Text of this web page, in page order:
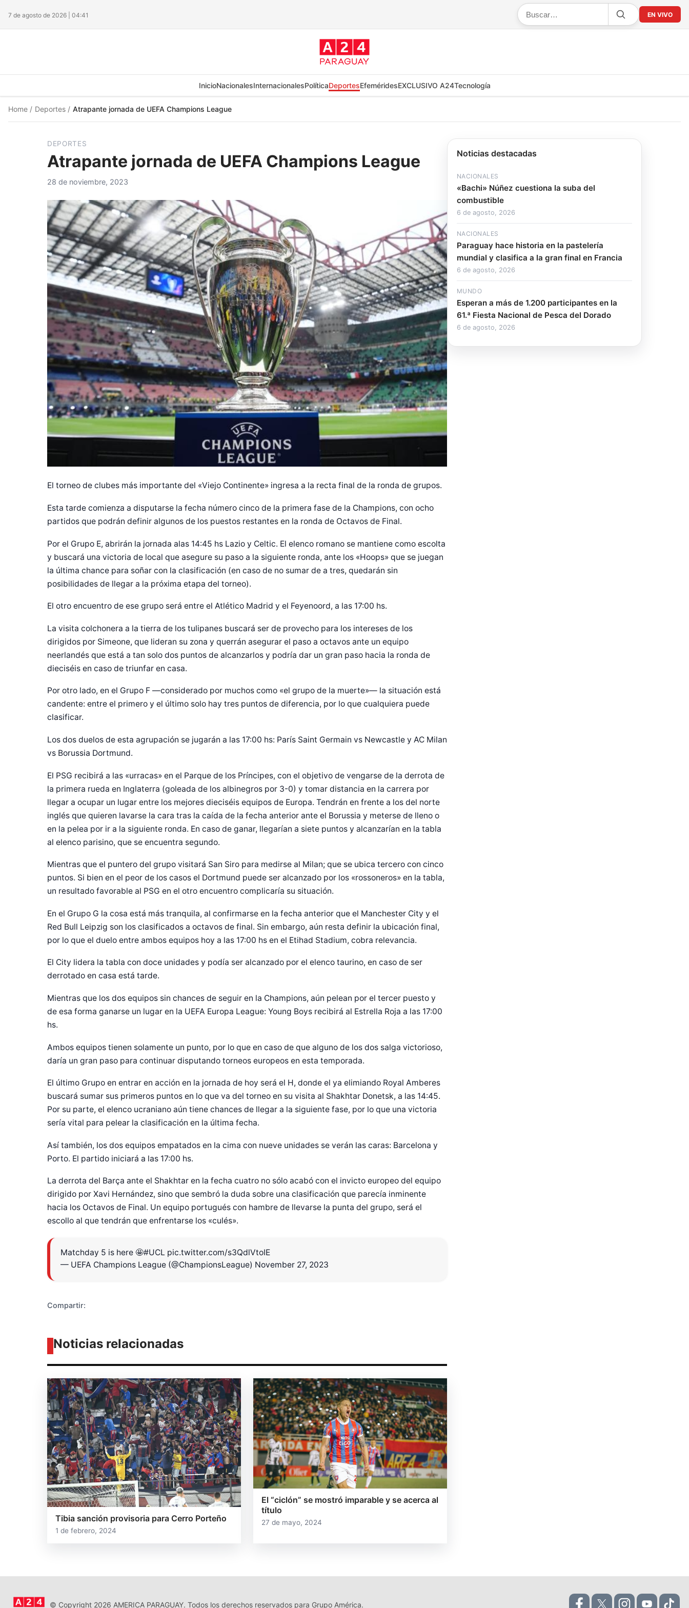
7 de agosto de 2026 | 04:41 EN VIVO
InicioNacionalesInternacionalesPolíticaDeportesEfeméridesEXCLUSIVO A24Tecnología
Home / Deportes / Atrapante jornada de UEFA Champions League
DEPORTES
Atrapante jornada de UEFA Champions League
28 de noviembre, 2023
El torneo de clubes más importante del «Viejo Continente» ingresa a la recta final de la ronda de grupos.
Esta tarde comienza a disputarse la fecha número cinco de la primera fase de la Champions, con ocho
partidos que podrán definir algunos de los puestos restantes en la ronda de Octavos de Final.
Por el Grupo E, abrirán la jornada alas 14:45 hs Lazio y Celtic. El elenco romano se mantiene como escolta
y buscará una victoria de local que asegure su paso a la siguiente ronda, ante los «Hoops» que se juegan
la última chance para soñar con la clasificación (en caso de no sumar de a tres, quedarán sin
posibilidades de llegar a la próxima etapa del torneo).
El otro encuentro de ese grupo será entre el Atlético Madrid y el Feyenoord, a las 17:00 hs.
La visita colchonera a la tierra de los tulipanes buscará ser de provecho para los intereses de los
dirigidos por Simeone, que lideran su zona y querrán asegurar el paso a octavos ante un equipo
neerlandés que está a tan solo dos puntos de alcanzarlos y podría dar un gran paso hacia la ronda de
dieciséis en caso de triunfar en casa.
Por otro lado, en el Grupo F —considerado por muchos como «el grupo de la muerte»— la situación está
candente: entre el primero y el último solo hay tres puntos de diferencia, por lo que cualquiera puede
clasificar.
Los dos duelos de esta agrupación se jugarán a las 17:00 hs: París Saint Germain vs Newcastle y AC Milan
vs Borussia Dortmund.
El PSG recibirá a las «urracas» en el Parque de los Príncipes, con el objetivo de vengarse de la derrota de
la primera rueda en Inglaterra (goleada de los albinegros por 3-0) y tomar distancia en la carrera por
llegar a ocupar un lugar entre los mejores dieciséis equipos de Europa. Tendrán en frente a los del norte
inglés que quieren lavarse la cara tras la caída de la fecha anterior ante el Borussia y meterse de lleno o
en la pelea por ir a la siguiente ronda. En caso de ganar, llegarían a siete puntos y alcanzarían en la tabla
al elenco parisino, que se encuentra segundo.
Mientras que el puntero del grupo visitará San Siro para medirse al Milan; que se ubica tercero con cinco
puntos. Si bien en el peor de los casos el Dortmund puede ser alcanzado por los «rossoneros» en la tabla,
un resultado favorable al PSG en el otro encuentro complicaría su situación.
En el Grupo G la cosa está más tranquila, al confirmarse en la fecha anterior que el Manchester City y el
Red Bull Leipzig son los clasificados a octavos de final. Sin embargo, aún resta definir la ubicación final,
por lo que el duelo entre ambos equipos hoy a las 17:00 hs en el Etihad Stadium, cobra relevancia.
El City lidera la tabla con doce unidades y podía ser alcanzado por el elenco taurino, en caso de ser
derrotado en casa está tarde.
Mientras que los dos equipos sin chances de seguir en la Champions, aún pelean por el tercer puesto y
de esa forma ganarse un lugar en la UEFA Europa League: Young Boys recibirá al Estrella Roja a las 17:00
hs.
Ambos equipos tienen solamente un punto, por lo que en caso de que alguno de los dos salga victorioso,
daría un gran paso para continuar disputando torneos europeos en esta temporada.
El último Grupo en entrar en acción en la jornada de hoy será el H, donde el ya elimiando Royal Amberes
buscará sumar sus primeros puntos en lo que va del torneo en su visita al Shakhtar Donetsk, a las 14:45.
Por su parte, el elenco ucraniano aún tiene chances de llegar a la siguiente fase, por lo que una victoria
sería vital para pelear la clasificación en la última fecha.
Así también, los dos equipos empatados en la cima con nueve unidades se verán las caras: Barcelona y
Porto. El partido iniciará a las 17:00 hs.
La derrota del Barça ante el Shakhtar en la fecha cuatro no sólo acabó con el invicto europeo del equipo
dirigido por Xavi Hernández, sino que sembró la duda sobre una clasificación que parecía inminente
hacia los Octavos de Final. Un equipo portugués con hambre de llevarse la punta del grupo, será el
escollo al que tendrán que enfrentarse los «culés».
Matchday 5 is here 🤩#UCL pic.twitter.com/s3QdlVtoIE
— UEFA Champions League (@ChampionsLeague) November 27, 2023
Compartir:
Diseñado por Shiro Company
Noticias relacionadas
Tibia sanción provisoria para Cerro Porteño
1 de febrero, 2024
El “ciclón” se mostró imparable y se acerca al
título
27 de mayo, 2024
Noticias destacadas
NACIONALES
«Bachi» Núñez cuestiona la suba del
combustible
6 de agosto, 2026
NACIONALES
Paraguay hace historia en la pastelería
mundial y clasifica a la gran final en Francia
6 de agosto, 2026
MUNDO
Esperan a más de 1.200 participantes en la
61.ª Fiesta Nacional de Pesca del Dorado
6 de agosto, 2026
© Copyright 2026 AMERICA PARAGUAY. Todos los derechos reservados para Grupo América.